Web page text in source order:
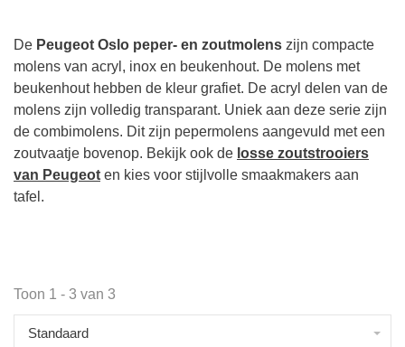
De Peugeot Oslo peper- en zoutmolens zijn compacte
molens van acryl, inox en beukenhout. De molens met
beukenhout hebben de kleur grafiet. De acryl delen van de
molens zijn volledig transparant. Uniek aan deze serie zijn
de combimolens. Dit zijn pepermolens aangevuld met een
zoutvaatje bovenop. Bekijk ook de losse zoutstrooiers
van Peugeot en kies voor stijlvolle smaakmakers aan
tafel.
Toon 1 - 3 van 3
Standaard